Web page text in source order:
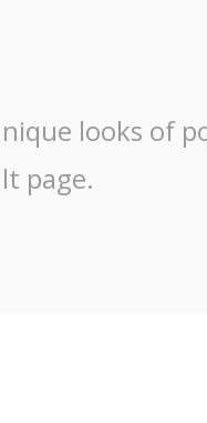
looks of
page.